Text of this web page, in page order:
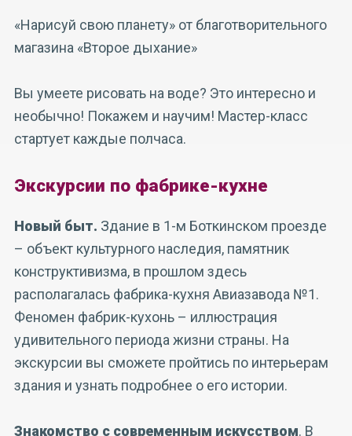
«Нарисуй свою планету» от благотворительного
магазина «Второе дыхание»
Вы умеете рисовать на воде? Это интересно и
необычно! Покажем и научим! Мастер-класс
стартует каждые полчаса.
Экскурсии по фабрике-кухне
Новый быт. Здание в 1-м Боткинском проезде
– объект культурного наследия, памятник
конструктивизма, в прошлом здесь
располагалась фабрика-кухня Авиазавода №1.
Феномен фабрик-кухонь – иллюстрация
удивительного периода жизни страны. На
экскурсии вы сможете пройтись по интерьерам
здания и узнать подробнее о его истории.
Знакомство с современным искусством. В